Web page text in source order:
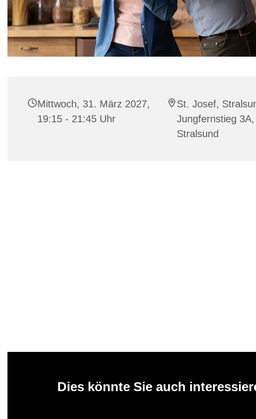
Mittwoch, 31. März 2027,
19:15 - 21:45 Uhr
St. Josef,
Jungfernstieg
Stralsund
Dies könnte Sie auch